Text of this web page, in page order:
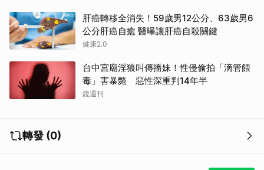
肝癌轉移全消失！59歲男12公分、63歲男6
公分肝癌自癒 醫曝讓肝癌自殺關鍵
健康2.0
台中宮廟淫狼叫傳播妹！性侵偷拍「滴管餵
毒」害暴斃 惡性深重判14年半
鏡週刊
轉發 (0)